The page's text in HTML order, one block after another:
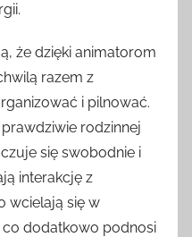
że dzięki animatorom
razem z
i pilnować.
rodzinnej
się swobodnie i
interakcję z
wcielają się w
dodatkowo podnosi